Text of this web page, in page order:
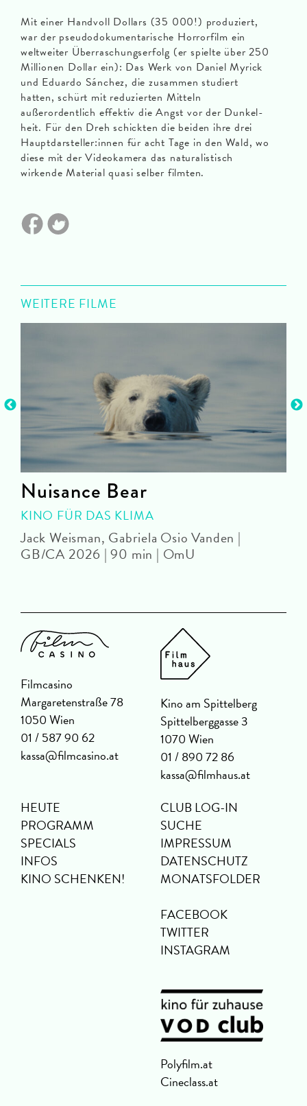
Mit einer Handvoll Dollars (35 000!) produziert,
war der pseudodokumentarische Horrorfilm ein
weltweiter Überraschungserfolg (er spielte über 250
Millionen Dollar ein): Das Werk von Daniel Myrick
und Eduardo Sánchez, die zusammen studiert
hatten, schürt mit reduzierten Mitteln
außerordentlich effektiv die Angst vor der Dunkel­
heit. Für den Dreh schickten die beiden ihre drei
Hauptdarsteller:innen für acht Tage in den Wald, wo
diese mit der Videokamera das naturalistisch
wirkende Material quasi selber filmten.
WEITERE FILME
Nuisance Bear
KINO FÜR DAS KLIMA
Jack Weisman, Gabriela Osio Vanden |
GB/CA 2026 | 90 min | OmU
Filmcasino
Margaretenstraße 78
1050 Wien
01 / 587 90 62
kassa@filmcasino.at
Kino am Spittelberg
Spittelberggasse 3
1070 Wien
01 / 890 72 86
kassa@filmhaus.at
HEUTE
PROGRAMM
SPECIALS
INFOS
KINO SCHENKEN!
CLUB LOG-IN
SUCHE
IMPRESSUM
DATENSCHUTZ
MONATSFOLDER
FACEBOOK
TWITTER
INSTAGRAM
Polyfilm.at
Cineclass.at